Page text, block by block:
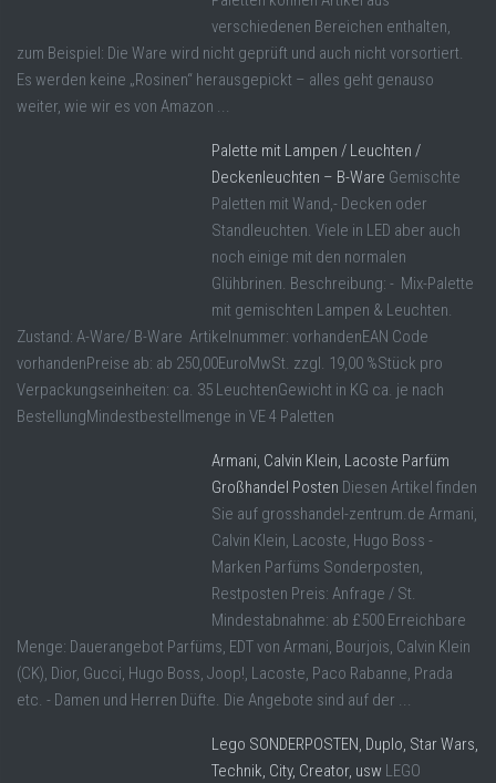
verschiedenen Bereichen enthalten,
zum Beispiel: Die Ware wird nicht geprüft und auch nicht vorsortiert.
Es werden keine „Rosinen“ herausgepickt – alles geht genauso
weiter, wie wir es von Amazon ...
Palette mit Lampen / Leuchten /
Deckenleuchten – B-Ware Gemischte
Paletten mit Wand,- Decken oder
Standleuchten. Viele in LED aber auch
noch einige mit den normalen
Glühbrinen. Beschreibung: - Mix-Palette
mit gemischten Lampen & Leuchten.
Zustand: A-Ware/ B-Ware Artikelnummer: vorhandenEAN Code
vorhandenPreise ab: ab 250,00EuroMwSt. zzgl. 19,00 %Stück pro
Verpackungseinheiten: ca. 35 LeuchtenGewicht in KG ca. je nach
BestellungMindestbestellmenge in VE 4 Paletten
Armani, Calvin Klein, Lacoste Parfüm
Großhandel Posten Diesen Artikel finden
Sie auf grosshandel-zentrum.de Armani,
Calvin Klein, Lacoste, Hugo Boss -
Marken Parfüms Sonderposten,
Restposten Preis: Anfrage / St.
Mindestabnahme: ab £500 Erreichbare
Menge: Dauerangebot Parfüms, EDT von Armani, Bourjois, Calvin Klein
(CK), Dior, Gucci, Hugo Boss, Joop!, Lacoste, Paco Rabanne, Prada
etc. - Damen und Herren Düfte. Die Angebote sind auf der ...
Lego SONDERPOSTEN, Duplo, Star Wars,
Technik, City, Creator, usw LEGO